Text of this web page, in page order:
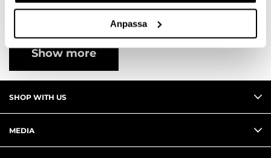
Anpassa
10121112SP
Show more
SHOP WITH US
MEDIA